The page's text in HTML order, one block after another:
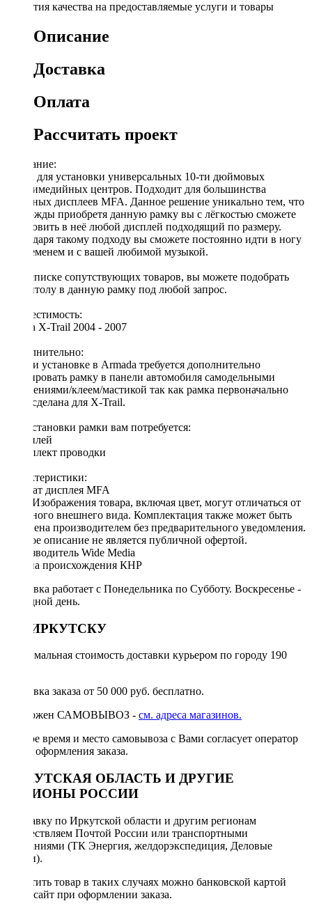
Гарантия качества на предоставляемые услуги и товары
Описание
Доставка
Оплата
Рассчитать проект
Описание:
Рамка для установки универсальных 10-ти дюймовых
мультимедийных центров. Подходит для большинства
овальных дисплеев MFA. Данное решение уникально тем, что
единожды приобретя данную рамку вы с лёгкостью сможете
установить в неё любой дисплей подходящий по размеру.
Благодаря такому подходу вы сможете постоянно идти в ногу
со временем и с вашей любимой музыкой.
[!] В списке сопутствующих товаров, вы можете подобрать
магнитолу в данную рамку под любой запрос.
Совместимость:
Nissan X-Trail 2004 - 2007
Дополнительно:
[!] При установке в Armada требуется дополнительно
фиксировать рамку в панели автомобиля самодельными
креплениями/клеем/мастикой так как рамка первоначально
была сделана для X-Trail.
Для установки рамки вам потребуется:
◦ дисплей
◦ комплект проводки
Характеристики:
Формат дисплея MFA
Цвет Изображения товара, включая цвет, могут отличаться от
реального внешнего вида. Комплектация также может быть
изменена производителем без предварительного уведомления.
Данное описание не является публичной офертой.
Производитель Wide Media
Страна происхождения КНР
Доставка работает с Понедельника по Субботу. Воскресенье -
выходной день.
ПО ИРКУТСКУ
Минимальная стоимость доставки курьером по городу 190
Доставка заказа от 50 000 руб. бесплатно.
Возможен САМОВЫВОЗ - см. адреса магазинов.
Точное время и место самовывоза с Вами согласует оператор
после оформления заказа.
ИРКУТСКАЯ ОБЛАСТЬ И ДРУГИЕ
РЕГИОНЫ РОССИИ
Отправку по Иркутской области и другим регионам
осуществляем Почтой России или транспортными
компаниями (ТК Энергия, желдорэкспедиция, Деловые
линии).
Оплатить товар в таких случаях можно банковской картой
через сайт при оформлении заказа.